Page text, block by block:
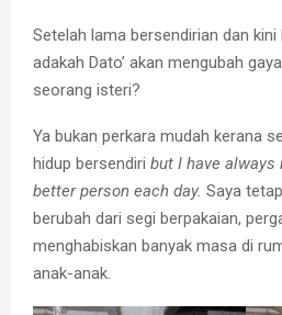
Setelah lama bersendirian dan
adakah Dato’ akan mengubah
seorang isteri?
Ya bukan perkara mudah kerana
hidup bersendiri but I have always
better person each day. Saya
berubah dari segi berpakaian,
menghabiskan banyak masa di
anak-anak.